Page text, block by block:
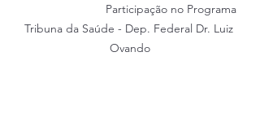
Participação no Programa
Tribuna da Saúde - Dep. Federal Dr. Luiz
Ovando